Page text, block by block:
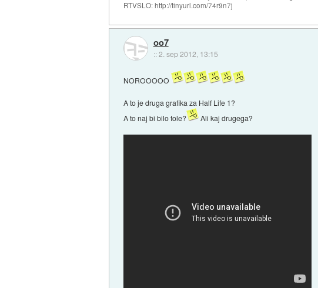
RTVSLO: http://tinyurl.com/74r9n7j
oo7
::2. sep 2012, 13:15
NOROOOOO
A to je druga grafika za Half Life 1?
A to naj bi bilo tole?
Ali kaj drugega?